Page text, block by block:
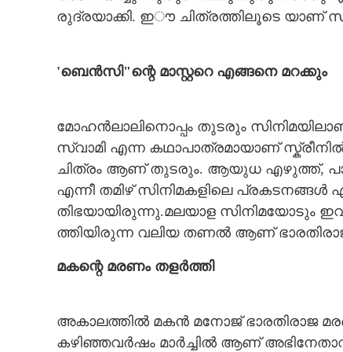
രു​ദ്ര​‌​യാ​ക്കി.​ ​ഇൗ​ ​ചി​ത്ര​ത്തി​ലൂ​ടെ​ യാണ്
'ബെ​ൻ​സി"​ന്റെ​ ​മാ​സ്റ്റ​റെ​ ​എ​ങ്ങ​നെ​ ​മ​റ​ക്കും
മോ​ഹ​ൻ​ലാ​ലി​നൊ​പ്പം​ ​തു​ട​രും​
സ്വാ​മി​ ​എ​ന്ന​ ​ക​ഥാ​പാ​ത്ര​മാ​യാ​ണ്
ചിത്രം ആണ് തുടരും. ആ​യു​ധ​ ​എ​ഴു​ത്ത്,​
എ​ന്നീ​ ​തമിഴ് സി​നി​മ​ക​ളി​ലെ​ ​പ്ര​ക​ട​ന​ങ്ങ​ൾ​
തി​ഭ​യാ​യി​രു​ന്നു.മ​ല​യാ​ള​ ​സി​നി​മ​യോ​ടും​
ത്തി​യി​രു​ന്ന​ ​വ​ലി​യ​ ​ത​ണ​ൽ​ ​ആ​ണ്
മ​ക​ന്റെ​ ​മ​ര​ണം​ ത​ള​ർ​ത്തി
അ​കാ​ല​ത്തി​ൽ​ ​മ​ക​ൻ​ ​മ​നോ​ജ് ​ഭാ​ര​തി​രാ​ജ
ക​ഴി​ഞ്ഞ​വ​ർ​ഷം​ ​മാ​ർ​ച്ചി​ൽ​ ​ആ​ണ്